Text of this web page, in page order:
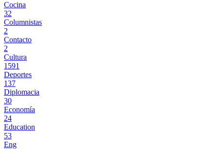
Cocina
32
Columnistas
2
Contacto
2
Cultura
1591
Deportes
137
Diplomacia
30
Economía
24
Education
53
Eng